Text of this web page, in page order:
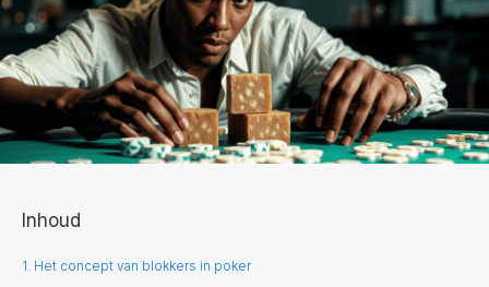
Inhoud
1. Het concept van blokkers in poker